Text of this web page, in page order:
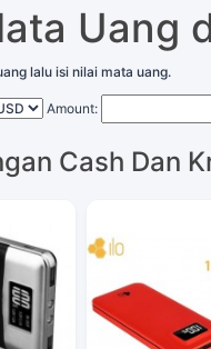
Uang
lalu isi nilai mata uang.
Amount:
Cash Dan